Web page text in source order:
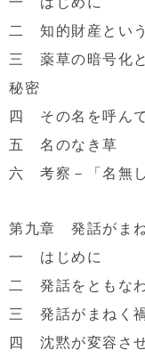
二 知的財産とい
三 薬草の暗号化
秘密
四 その名を呼ん
五 名のなき草
六 考察－「名無
第九章 発話がま
一 はじめに
二 発話をともな
三 発話がまねく
四 沈黙が変容さ